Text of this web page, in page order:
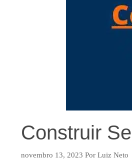
Construir
novembro 13, 2023 Por Luiz Neto